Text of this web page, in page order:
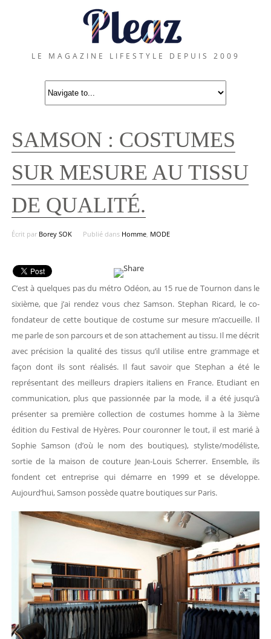
LE MAGAZINE LIFESTYLE DEPUIS 2009
SAMSON : COSTUMES
SUR MESURE AU TISSU
DE QUALITÉ.
Écrit par Borey SOK Publié dans Homme, MODE
C’est à quelques pas du métro Odéon, au 15 rue de Tournon dans le
sixième, que j’ai rendez vous chez Samson. Stephan Ricard, le co-
fondateur de cette boutique de costume sur mesure m’accueille. Il
me parle de son parcours et de son attachement au tissu. Il me décrit
avec précision la qualité des tissus qu’il utilise entre grammage et
façon dont ils sont réalisés. Il faut savoir que Stephan a été le
représentant des meilleurs drapiers italiens en France. Etudiant en
communication, plus que passionnée par la mode, il a été jusqu’à
présenter sa première collection de costumes homme à la 3ième
édition du Festival de Hyères. Pour couronner le tout, il est marié à
Sophie Samson (d’où le nom des boutiques), styliste/modéliste,
sortie de la maison de couture Jean-Louis Scherrer. Ensemble, ils
fondent cet entreprise qui démarre en 1999 et se développe.
Aujourd’hui, Samson possède quatre boutiques sur Paris.